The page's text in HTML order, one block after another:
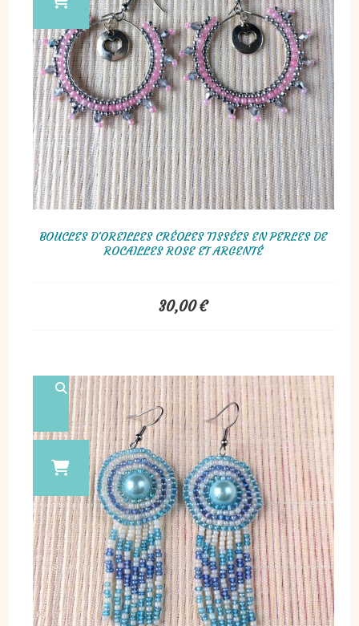
BOUCLES D'OREILLES CRÉOLES TISSÉES EN PERLES DE
ROCAILLES ROSE ET ARGENTÉ
30,00€